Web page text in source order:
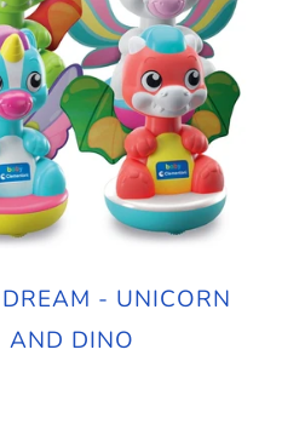
- UNICORN
AND DINO